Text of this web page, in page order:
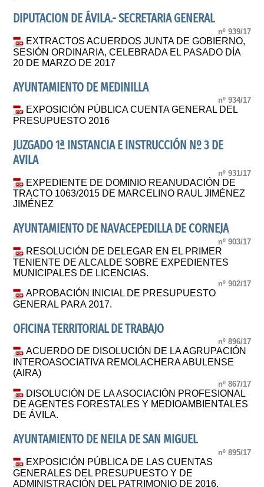
DIPUTACION DE ÁVILA.- SECRETARIA GENERAL
nº 939/17
EXTRACTOS ACUERDOS JUNTA DE GOBIERNO,
SESIÓN ORDINARIA, CELEBRADA EL PASADO DÍA
20 DE MARZO DE 2017
AYUNTAMIENTO DE MEDINILLA
nº 934/17
EXPOSICIÓN PÚBLICA CUENTA GENERAL DEL
PRESUPUESTO 2016
JUZGADO 1ª INSTANCIA E INSTRUCCIÓN Nº 3 DE
AVILA
nº 931/17
EXPEDIENTE DE DOMINIO REANUDACIÓN DE
TRACTO 1063/2015 DE MARCELINO RAUL JIMÉNEZ
JIMÉNEZ
AYUNTAMIENTO DE NAVACEPEDILLA DE CORNEJA
nº 903/17
RESOLUCIÓN DE DELEGAR EN EL PRIMER
TENIENTE DE ALCALDE SOBRE EXPEDIENTES
MUNICIPALES DE LICENCIAS.
nº 902/17
APROBACIÓN INICIAL DE PRESUPUESTO
GENERAL PARA 2017.
OFICINA TERRITORIAL DE TRABAJO
nº 896/17
ACUERDO DE DISOLUCIÓN DE LA AGRUPACIÓN
INTEROASOCIATIVA REMOLACHERA ABULENSE
(AIRA)
nº 867/17
DISOLUCIÓN DE LA ASOCIACIÓN PROFESIONAL
DE AGENTES FORESTALES Y MEDIOAMBIENTALES
DE ÁVILA.
AYUNTAMIENTO DE NEILA DE SAN MIGUEL
nº 895/17
EXPOSICIÓN PÚBLICA DE LAS CUENTAS
GENERALES DEL PRESUPUESTO Y DE
ADMINISTRACIÓN DEL PATRIMONIO DE 2016.